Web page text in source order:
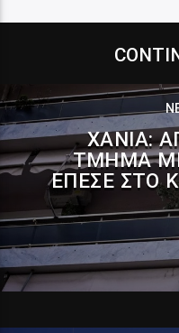
ΧΑΝΙΆ:
ΤΜΉΜΑ
ΈΠΕΣΕ ΣΤΟ